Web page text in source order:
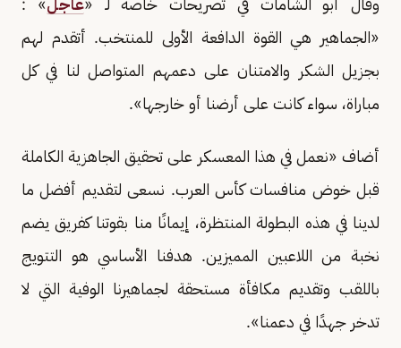
وقال أبو الشامات في تصريحات خاصة لـ «عاجل» :
«الجماهير هي القوة الدافعة الأولى للمنتخب. أتقدم لهم
بجزيل الشكر والامتنان على دعمهم المتواصل لنا في كل
مباراة، سواء كانت على أرضنا أو خارجها».
أضاف «نعمل في هذا المعسكر على تحقيق الجاهزية الكاملة
قبل خوض منافسات كأس العرب. نسعى لتقديم أفضل ما
لدينا في هذه البطولة المنتظرة، إيمانًا منا بقوتنا كفريق يضم
نخبة من اللاعبين المميزين. هدفنا الأساسي هو التتويج
باللقب وتقديم مكافأة مستحقة لجماهيرنا الوفية التي لا
تدخر جهدًا في دعمنا».